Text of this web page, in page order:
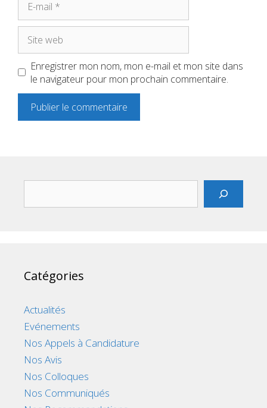
mail
web
Enregistrer mon nom, mon e-mail et mon site dans
le navigateur pour mon prochain commentaire.
Catégories
Actualités
Evénements
Nos Appels à Candidature
Nos Avis
Nos Colloques
Nos Communiqués